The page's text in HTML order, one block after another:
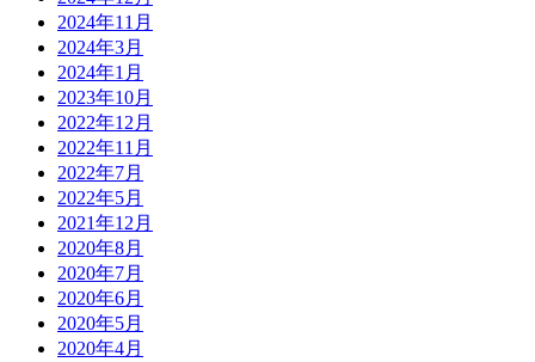
2024年11月
2024年3月
2024年1月
2023年10月
2022年12月
2022年11月
2022年7月
2022年5月
2021年12月
2020年8月
2020年7月
2020年6月
2020年5月
2020年4月